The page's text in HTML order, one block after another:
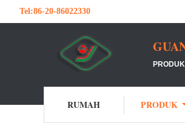
Tel:86-20-86022330
RUMAH PRODUK